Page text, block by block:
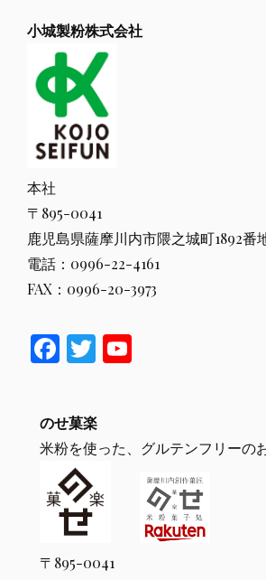
小城製粉株式会社
本社
〒895-0041
鹿児島県薩摩川内市隈之城町1892番
電話：0996-22-4161
FAX：0996-20-3973
F
e
b
o
o
k
T
itt
er T
u
b
e
のせ菓楽
米粉を使った、グルテンフリーの
〒895-0041